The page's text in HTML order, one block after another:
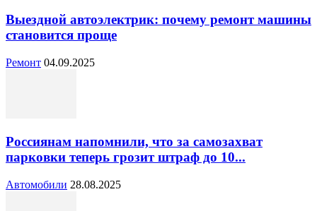
Выездной автоэлектрик: почему ремонт машины
становится проще
Ремонт 04.09.2025
Россиянам напомнили, что за самозахват
парковки теперь грозит штраф до 10...
Автомобили 28.08.2025